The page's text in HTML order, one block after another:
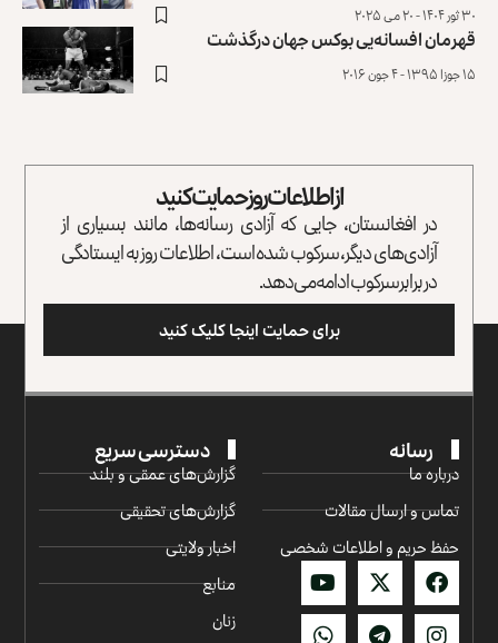
۳۰ ثور ۱۴۰۴ - ۲۰ می ۲۰۲۵
قهرمان افسانه‌یی بوکس جهان درگذشت
۱۵ جوزا ۱۳۹۵ - ۴ جون ۲۰۱۶
از اطلاعات روز حمایت کنید
در افغانستان، جایی که آزادی رسانه‌ها، مانند بسیاری از
آزادی‌های دیگر، سرکوب شده است، اطلاعات روز به ایستادگی
در برابر سرکوب ادامه می‌دهد.
برای حمایت اینجا کلیک کنید
رسانه
درباره ما
تماس و ارسال مقالات
حفظ حریم و اطلاعات شخصی
دسترسی سریع
گزارش‌‌های عمقی و بلند
گزارش‌های تحقیقی
اخبار ولایتی
منابع
زنان